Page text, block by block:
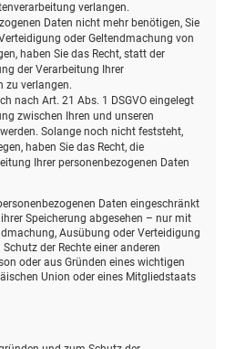
verlangen.
Daten nicht mehr benötigen, Sie
oder Geltendmachung von
haben Sie das Recht, statt der
der Verarbeitung Ihrer
zu verlangen.
nach Art. 21 Abs. 1 DSGVO eingelegt
zwischen Ihren und unseren
Solange noch nicht feststeht,
haben Sie das Recht, die
Ihrer personenbezogenen Daten
Daten eingeschränkt
Speicherung abgesehen – nur mit
Ausübung oder Verteidigung
der Rechte einer anderen
oder aus Gründen eines wichtigen
Union oder eines Mitgliedstaats